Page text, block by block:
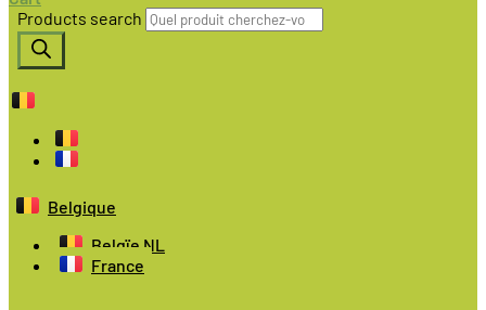
Products search
Belgique
Belgïe NL
France